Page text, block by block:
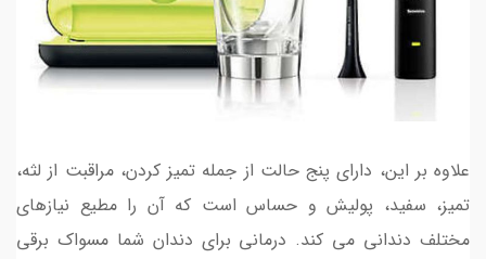
علاوه بر این، دارای پنج حالت از جمله تمیز کردن، مراقبت از لثه،
تمیز، سفید، پولیش و حساس است که آن را مطیع نیازهای
مختلف دندانی می کند. درمانی برای دندان شما مسواک برقی